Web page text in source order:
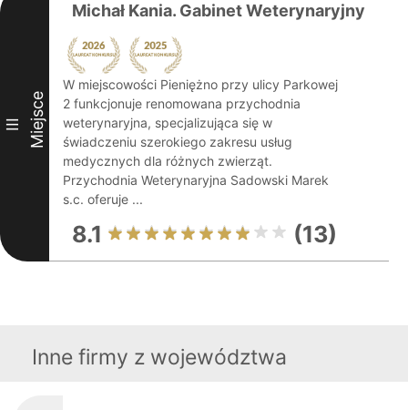
III Miejsce
Michał Kania. Gabinet Weterynaryjny
W miejscowości Pieniężno przy ulicy Parkowej
2 funkcjonuje renomowana przychodnia
weterynaryjna, specjalizująca się w
świadczeniu szerokiego zakresu usług
medycznych dla różnych zwierząt.
Przychodnia Weterynaryjna Sadowski Marek
s.c. oferuje ...
8.1 (13)
Inne firmy z województwa